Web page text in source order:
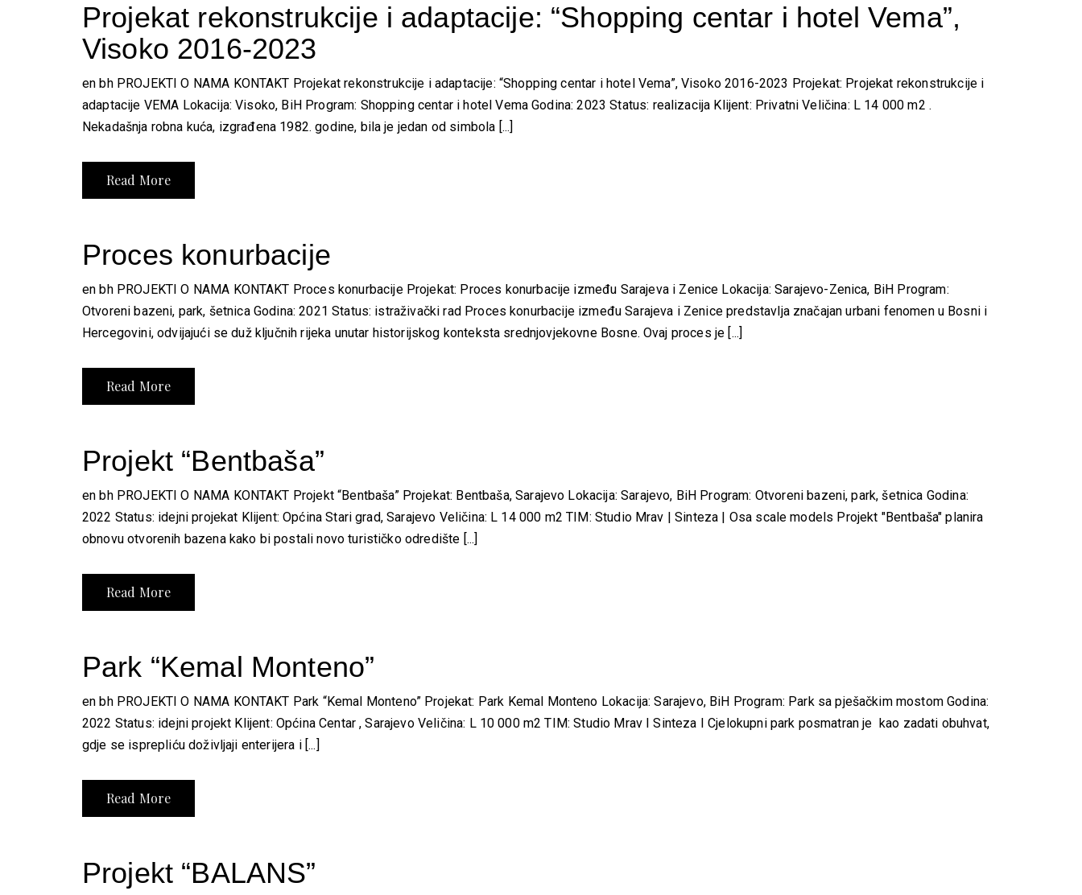
Projekat rekonstrukcije i adaptacije: “Shopping centar i hotel Vema”,
Visoko 2016-2023
en bh PROJEKTI O NAMA KONTAKT Projekat rekonstrukcije i adaptacije: “Shopping centar i hotel Vema”, Visoko 2016-2023 Projekat: Projekat rekonstrukcije i
adaptacije VEMA Lokacija: Visoko, BiH Program: Shopping centar i hotel Vema Godina: 2023 Status: realizacija Klijent: Privatni Veličina: L 14 000 m2 .
Nekadašnja robna kuća, izgrađena 1982. godine, bila je jedan od simbola [...]
Read More
Proces konurbacije
en bh PROJEKTI O NAMA KONTAKT Proces konurbacije Projekat: Proces konurbacije između Sarajeva i Zenice Lokacija: Sarajevo-Zenica, BiH Program:
Otvoreni bazeni, park, šetnica Godina: 2021 Status: istraživački rad Proces konurbacije između Sarajeva i Zenice predstavlja značajan urbani fenomen u Bosni i
Hercegovini, odvijajući se duž ključnih rijeka unutar historijskog konteksta srednjovjekovne Bosne. Ovaj proces je [...]
Read More
Projekt “Bentbaša”
en bh PROJEKTI O NAMA KONTAKT Projekt “Bentbaša” Projekat: Bentbaša, Sarajevo Lokacija: Sarajevo, BiH Program: Otvoreni bazeni, park, šetnica Godina:
2022 Status: idejni projekat Klijent: Općina Stari grad, Sarajevo Veličina: L 14 000 m2 TIM: Studio Mrav | Sinteza | Osa scale models Projekt "Bentbaša" planira
obnovu otvorenih bazena kako bi postali novo turističko odredište [...]
Read More
Park “Kemal Monteno”
en bh PROJEKTI O NAMA KONTAKT Park “Kemal Monteno” Projekat: Park Kemal Monteno Lokacija: Sarajevo, BiH Program: Park sa pješačkim mostom Godina:
2022 Status: idejni projekt Klijent: Općina Centar , Sarajevo Veličina: L 10 000 m2 TIM: Studio Mrav I Sinteza I Cjelokupni park posmatran je kao zadati obuhvat,
gdje se isprepliću doživljaji enterijera i [...]
Read More
Projekt “BALANS”